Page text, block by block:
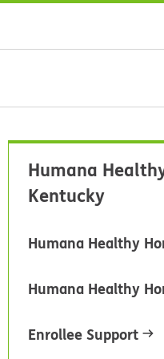
Humana
Kentucky
Humana Healthy
Humana Healthy
Enrollee Support